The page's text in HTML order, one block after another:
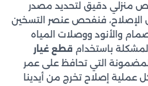
منزلي دقيق لتحديد مصدر
الإصلاح، فنفحص عنصر التسخين
والأنود ووصلات المياه
باستخدام قطع غيار
التي تحافظ على عمر
عملية إصلاح تخرج من أيدينا